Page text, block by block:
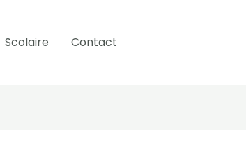
Scolaire Contact